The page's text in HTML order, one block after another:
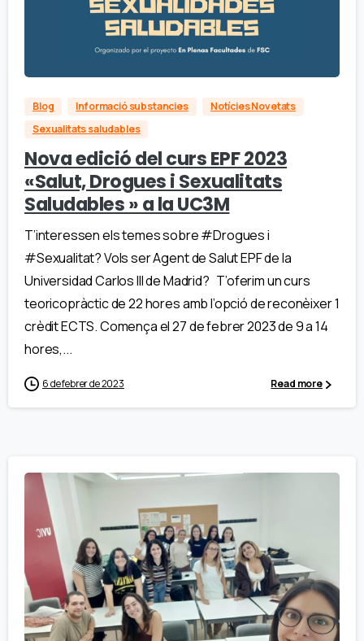
Blog Informació substancies
Notícies Novetats
Sexualitats saludables
Nova edició del curs EPF 2023
«Salut, Drogues i Sexualitats
Saludables » a la UC3M
T’interessen els temes sobre #Drogues i
#Sexualitat? Vols ser Agent de Salut EPF de la
Universidad Carlos III de Madrid? T’oferim un curs
teoricopràctic de 22 hores amb l’opció de reconèixer 1
crèdit ECTS. Comença el 27 de febrer 2023 de 9 a 14
hores,...
6 de febrer de 2023 Read more